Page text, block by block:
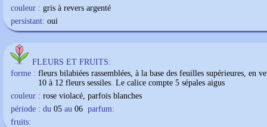
couleur : gris à revers argenté
persistant: oui
FLEURS ET FRUITS:
forme : fleurs bilabiées rassemblées, à la base des feuilles supérieures, en
10 à 12 fleurs sessiles. Le calice compte 5 sépales aigus
couleur : rose violacé, parfois blanches
période : du 05 au 06 parfum:
fruits: